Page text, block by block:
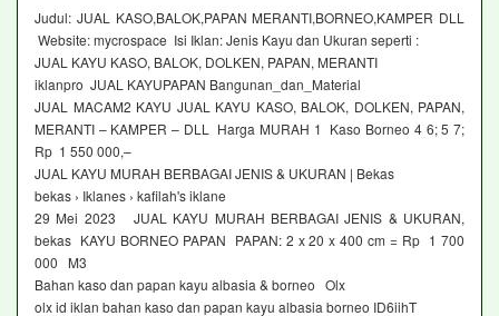
Judul: JUAL KASO,BALOK,PAPAN MERANTI,BORNEO,KAMPER DLL
Website: mycrospace Isi Iklan: Jenis Kayu dan Ukuran seperti :
JUAL KAYU KASO, BALOK, DOLKEN, PAPAN, MERANTI
iklanpro JUAL KAYUPAPAN Bangunan_dan_Material
JUAL MACAM2 KAYU JUAL KAYU KASO, BALOK, DOLKEN, PAPAN,
MERANTI – KAMPER – DLL Harga MURAH 1 Kaso Borneo 4 6; 5 7;
Rp 1 550 000,–
JUAL KAYU MURAH BERBAGAI JENIS & UKURAN | Bekas
bekas › Iklanes › kafilah's iklane
29 Mei 2023 JUAL KAYU MURAH BERBAGAI JENIS & UKURAN,
bekas KAYU BORNEO PAPAN PAPAN: 2 x 20 x 400 cm = Rp 1 700
000 M3
Bahan kaso dan papan kayu albasia & borneo Olx
olx id iklan bahan kaso dan papan kayu albasia borneo ID6iihT